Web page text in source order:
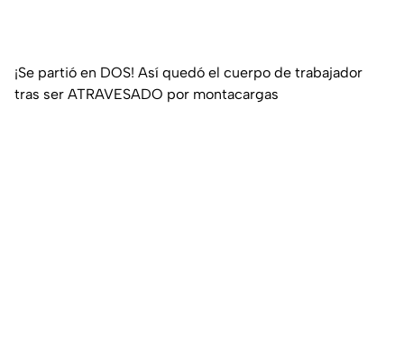
¡Se partió en DOS! Así quedó el cuerpo de trabajador
tras ser ATRAVESADO por montacargas